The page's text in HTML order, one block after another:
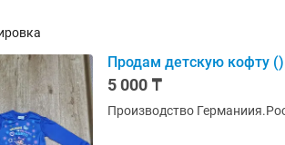
Продам детскую кофту ()
5 000 ₸
Производство